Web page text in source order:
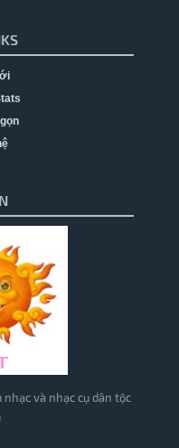
và nhạc cụ dân tộc